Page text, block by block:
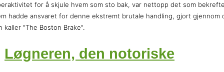
for å skjule hvem som sto bak, var nettopp det som
hadde ansvaret for denne ekstremt brutale handling, gjort gjennom
kaller "The Boston Brake".
Løgneren, den notoriske